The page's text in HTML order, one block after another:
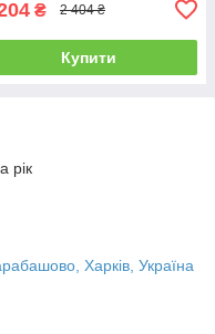
₴ 2 404 ₴
Купити
рік
Харків, Україна